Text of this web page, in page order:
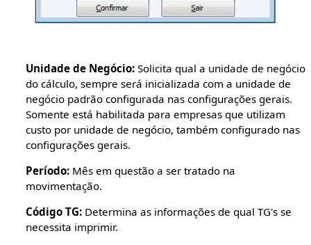
Unidade de Negócio: Solicita qual a unidade de negócio
do cálculo, sempre será inicializada com a unidade de
negócio padrão configurada nas configurações gerais.
Somente está habilitada para empresas que utilizam
custo por unidade de negócio, também configurado nas
configurações gerais.
Período: Mês em questão a ser tratado na
movimentação.
Código TG: Determina as informações de qual TG's se
necessita imprimir.